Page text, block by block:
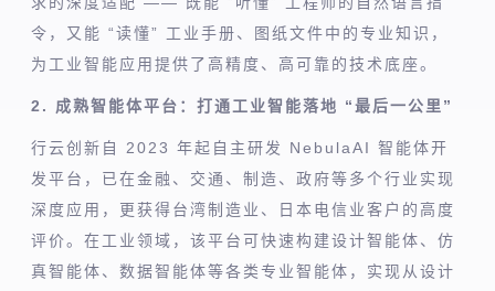
令，又能 “读懂” 工业手册、图纸文件中的专业知识，
为工业智能应用提供了高精度、高可靠的技术底座。
2. 成熟智能体平台：打通工业智能落地 “最后一公里”
行云创新自 2023 年起自主研发 NebulaAI 智能体开
发平台，已在金融、交通、制造、政府等多个行业实现
深度应用，更获得台湾制造业、日本电信业客户的高度
评价。在工业领域，该平台可快速构建设计智能体、仿
真智能体、数据智能体等各类专业智能体，实现从设计